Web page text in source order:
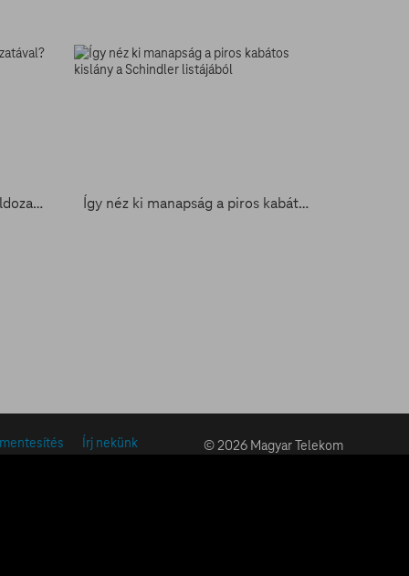
Mi lett A cápa csinos szőke áldozatával? Így néz ki manapság a piros kabátos kislány a Schindler listájából
© 2026 Magyar Telekom
Írj nekünk